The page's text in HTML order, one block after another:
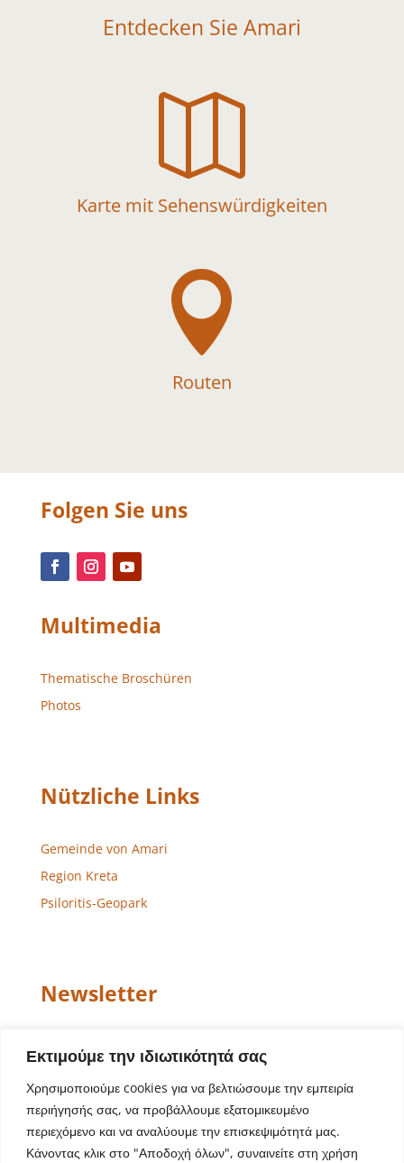
Εκτιμούμε την ιδιωτικότητά σας
Χρησιμοποιούμε cookies για να βελτιώσουμε την εμπειρία
περιήγησής σας, να προβάλλουμε εξατομικευμένο
περιεχόμενο και να αναλύουμε την επισκεψιμότητά μας.
Κάνοντας κλικ στο "Αποδοχή όλων", συναινείτε στη χρήση
Entdecken Sie Amari

Karte mit Sehenswürdigkeiten

Routen
Folgen Sie uns
Multimedia
Thematische Broschüren
Photos
Nützliche Links
Gemeinde von Amari
Region Kreta
Psiloritis-Geopark
Newsletter